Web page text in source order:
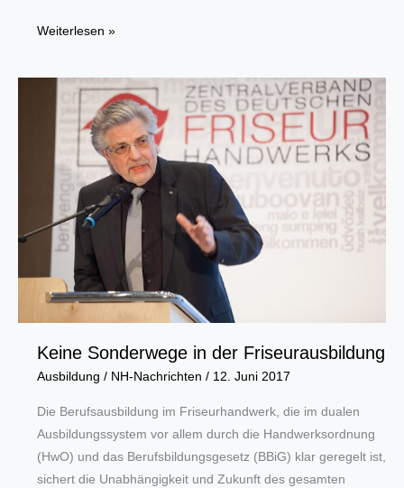
Großes
bei
Weiterlesen »
Keine Sonderwege in der Friseurausbildung
Ausbildung / NH-Nachrichten / 12. Juni 2017
Die Berufsausbildung im Friseurhandwerk, die im dualen
Ausbildungssystem vor allem durch die Handwerksordnung
(HwO) und das Berufsbildungsgesetz (BBiG) klar geregelt ist,
sichert die Unabhängigkeit und Zukunft des gesamten